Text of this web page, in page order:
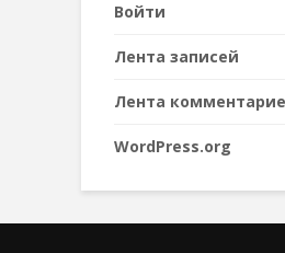
Войти
Лента записей
Лента
WordPress.org